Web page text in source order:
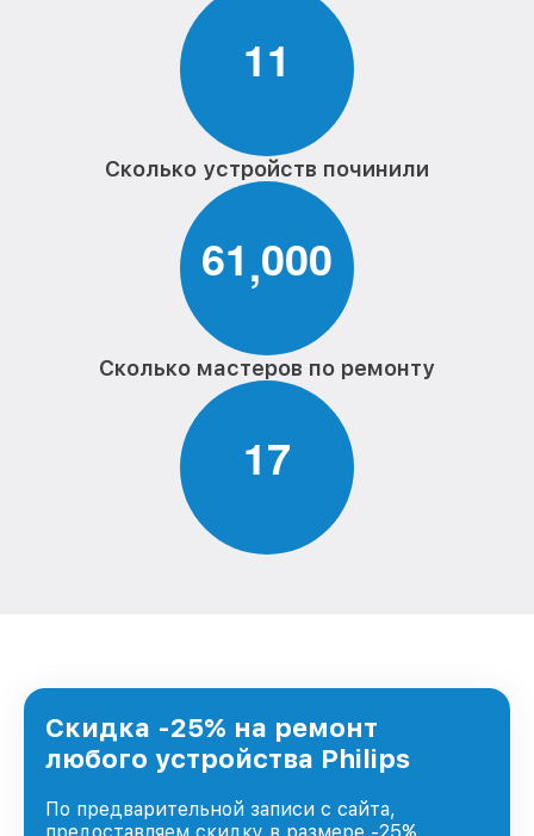
11
Сколько устройств починили
61,000
Сколько мастеров по ремонту
17
Скидка -25% на ремонт
любого устройства Philips
По предварительной записи с сайта,